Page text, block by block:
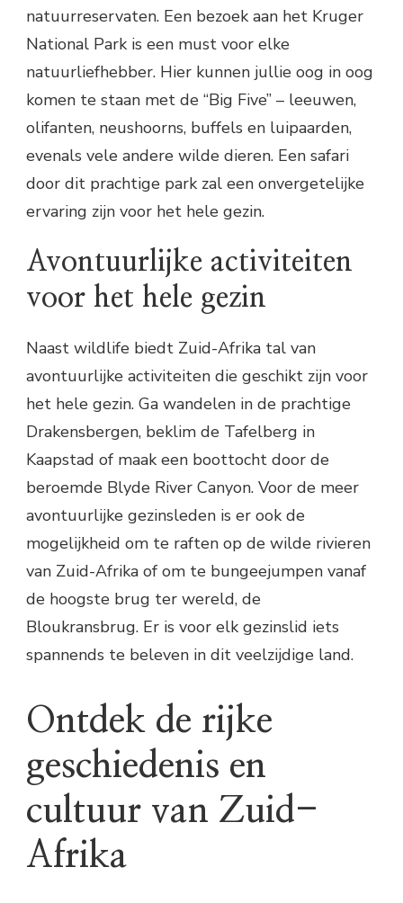
natuurreservaten. Een bezoek aan het Kruger
National Park is een must voor elke
natuurliefhebber. Hier kunnen jullie oog in oog
komen te staan met de “Big Five” – leeuwen,
olifanten, neushoorns, buffels en luipaarden,
evenals vele andere wilde dieren. Een safari
door dit prachtige park zal een onvergetelijke
ervaring zijn voor het hele gezin.
Avontuurlijke activiteiten
voor het hele gezin
Naast wildlife biedt Zuid-Afrika tal van
avontuurlijke activiteiten die geschikt zijn voor
het hele gezin. Ga wandelen in de prachtige
Drakensbergen, beklim de Tafelberg in
Kaapstad of maak een boottocht door de
beroemde Blyde River Canyon. Voor de meer
avontuurlijke gezinsleden is er ook de
mogelijkheid om te raften op de wilde rivieren
van Zuid-Afrika of om te bungeejumpen vanaf
de hoogste brug ter wereld, de
Bloukransbrug. Er is voor elk gezinslid iets
spannends te beleven in dit veelzijdige land.
Ontdek de rijke
geschiedenis en
cultuur van Zuid-
Afrika